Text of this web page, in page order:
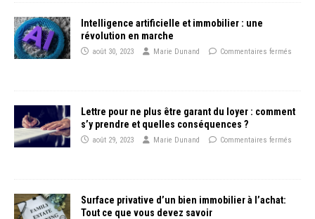
Intelligence artificielle et immobilier : une
révolution en marche
août 30, 2023 Marie Dunand Commentaires fermés
Lettre pour ne plus être garant du loyer : comment
s’y prendre et quelles conséquences ?
août 29, 2023 Marie Dunand Commentaires fermés
Surface privative d’un bien immobilier à l’achat:
Tout ce que vous devez savoir